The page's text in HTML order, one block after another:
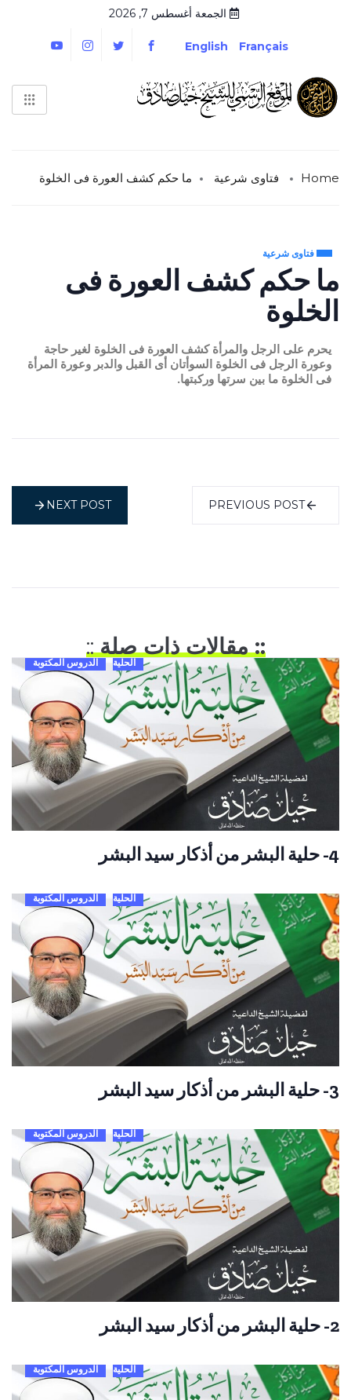
الجمعة أغسطس 7, 2026
Français
English
Home فتاوى شرعية ما حكم كشف العورة فى الخلوة
فتاوى شرعية
ما حكم كشف العورة فى
الخلوة
يحرم على الرجل والمرأة كشف العورة فى الخلوة لغير حاجة
وعورة الرجل فى الخلوة السوأتان أى القبل والدبر وعورة المرأة
فى الخلوة ما بين سرتها وركبتها.
PREVIOUS POST
NEXT POST
:: مقالات ذات صلة::
الحلية الدروس المكتوبة
4- حلية البشر من أذكار سيد البشر
الحلية الدروس المكتوبة
3- حلية البشر من أذكار سيد البشر
الحلية الدروس المكتوبة
2- حلية البشر من أذكار سيد البشر
الحلية الدروس المكتوبة